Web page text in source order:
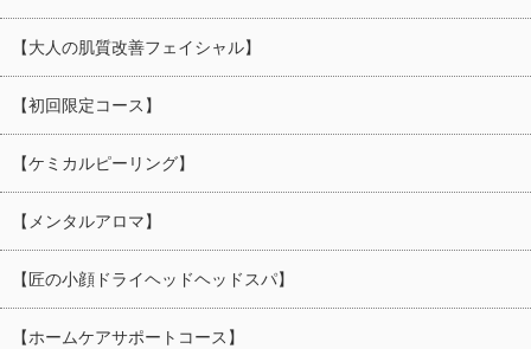
【大人の肌質改善フェイシャル】
【初回限定コース】
【ケミカルピーリング】
【メンタルアロマ】
【匠の小顔ドライヘッドヘッドスパ】
【ホームケアサポートコース】